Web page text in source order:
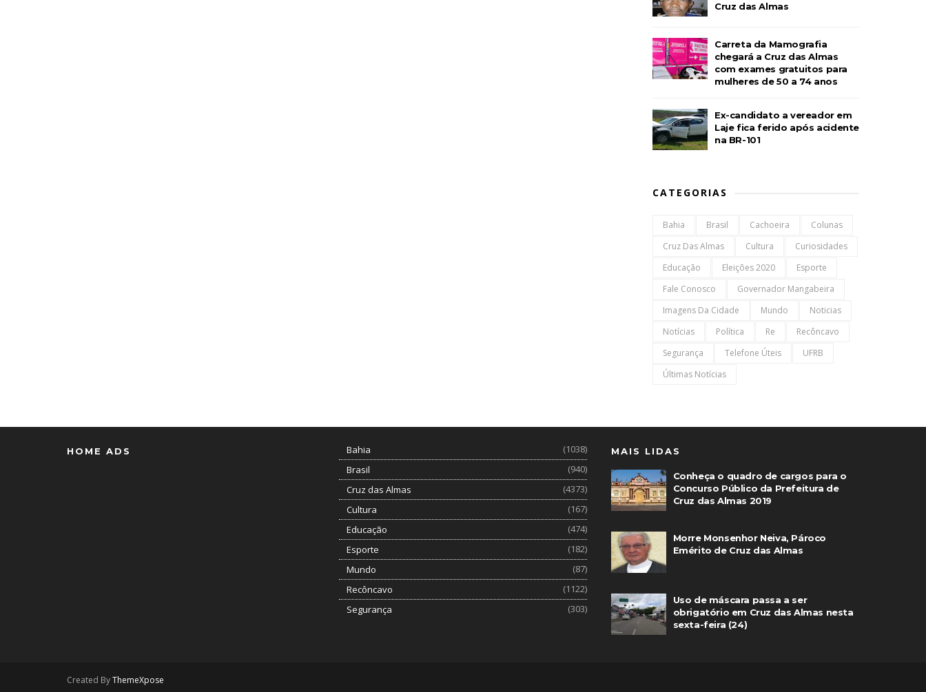
Cruz das Almas
Carreta da Mamografia
chegará a Cruz das Almas
com exames gratuitos para
mulheres de 50 a 74 anos
Ex-candidato a vereador em
Laje fica ferido após acidente
na BR-101
CATEGORIAS
Bahia Brasil Cachoeira
Colunas
Cruz Das Almas
Cultura
Curiosidades
Educação
Eleições 2020
Esporte
Fale Conosco
Governador Mangabeira
Imagens Da Cidade
Mundo
Noticias
Notícias
Política Re
Recôncavo
Segurança
Telefone Úteis
UFRB
Últimas Notícias
HOME ADS Bahia
(1038)
Brasil
(940)
Cruz das Almas
(4373)
Cultura
(167)
Educação
(474)
Esporte
(182)
Mundo
(87)
Recôncavo
(1122)
Segurança
(303)
MAIS LIDAS
Conheça o quadro de cargos para o
Concurso Público da Prefeitura de
Cruz das Almas 2019
Morre Monsenhor Neiva, Pároco
Emérito de Cruz das Almas
Uso de máscara passa a ser
obrigatório em Cruz das Almas nesta
sexta-feira (24)
Created ByThemeXpose